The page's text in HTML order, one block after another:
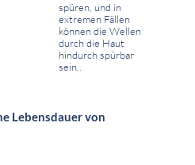
spüren, und in
extremen Fällen
können die Wellen
durch die Haut
hindurch spürbar
sein..
Lebensdauer von